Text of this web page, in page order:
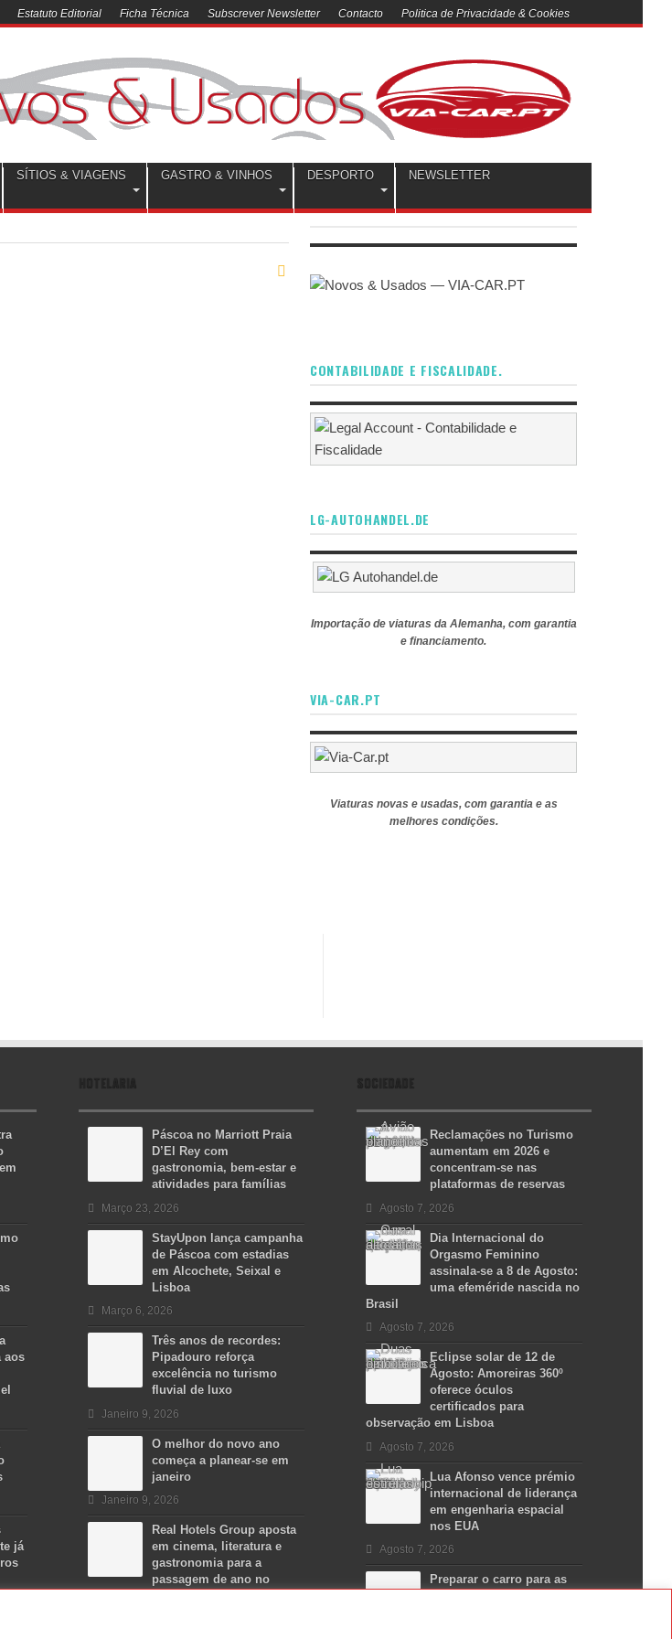
Estatuto Editorial Ficha Técnica Subscrever Newsletter Contacto Politica de Privacidade & Cookies
SÍTIOS & VIAGENS GASTRO & VINHOS DESPORTO NEWSLETTER
CONTABILIDADE E FISCALIDADE.
LG-AUTOHANDEL.DE
Importação de viaturas da Alemanha, com garantia
e financiamento.
VIA-CAR.PT
Viaturas novas e usadas, com garantia e as
melhores condições.
aos
já
HOTELARIA
Páscoa no Marriott Praia
D’El Rey com
gastronomia, bem-estar e
atividades para famílias
Março 23, 2026
StayUpon lança campanha
de Páscoa com estadias
em Alcochete, Seixal e
Lisboa
Março 6, 2026
Três anos de recordes:
Pipadouro reforça
excelência no turismo
fluvial de luxo
Janeiro 9, 2026
O melhor do novo ano
começa a planear-se em
janeiro
Janeiro 9, 2026
Real Hotels Group aposta
em cinema, literatura e
gastronomia para a
passagem de ano no
SOCIEDADE
Reclamações no Turismo
aumentam em 2026 e
concentram-se nas
plataformas de reservas
Agosto 7, 2026
Dia Internacional do
Orgasmo Feminino
assinala-se a 8 de Agosto:
uma efeméride nascida no
Brasil
Agosto 7, 2026
Eclipse solar de 12 de
Agosto: Amoreiras 360º
oferece óculos
certificados para
observação em Lisboa
Agosto 7, 2026
Lua Afonso vence prémio
internacional de liderança
em engenharia espacial
nos EUA
Agosto 7, 2026
Preparar o carro para as